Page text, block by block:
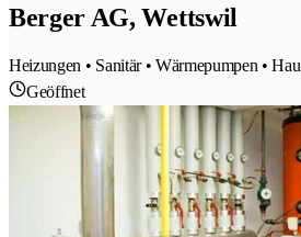
Berger AG, Wettswil
Heizungen • Sanitär • Wärmepumpen •
Geöffnet